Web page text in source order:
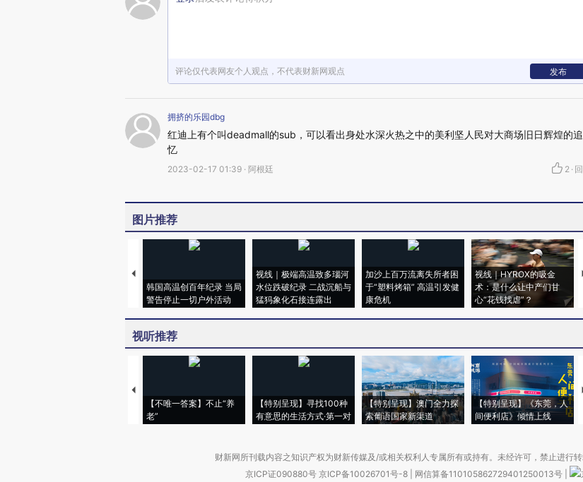
评论仅代表网友个人观点，不代表财新网观点 发布
拥挤的乐园dbg
红迪上有个叫deadmall的sub，可以看出身处水深火热之中的美利坚人民对大商场旧日辉煌的追
忆
2023-02-17 01:39 · 阿根廷 2 ·
图片推荐
韩国高温创百年纪录 当局
警告停止一切户外活动
视线｜极端高温致多瑙河
水位跌破纪录 二战沉船与
猛犸象化石接连露出
加沙上百万流离失所者困
于“塑料烤箱” 高温引发健
康危机
视线｜HYROX的吸金
术：是什么让中产们甘
心“花钱找虐”？
视听推荐
【不唯一答案】不止“养
老”
【特别呈现】寻找100种
有意思的生活方式·第一对
【特别呈现】澳门全力探
索葡语国家新渠道
【特别呈现】《东莞，人
间便利店》倾情上线
财新网所刊载内容之知识产权为财新传媒及/或相关权利人专属所有或持有。未经许可，禁止进行
京ICP证090880号 京ICP备10026701号-8 网信算备110105862729401250013号